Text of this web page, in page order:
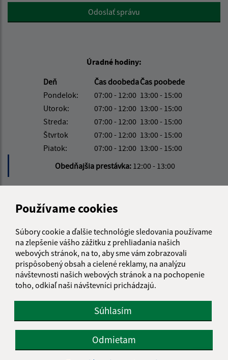
Používame cookies
Súbory cookie a ďalšie technológie sledovania používame
na zlepšenie vášho zážitku z prehliadania našich
webových stránok, na to, aby sme vám zobrazovali
prispôsobený obsah a cielené reklamy, na analýzu
návštevnosti našich webových stránok a na pochopenie
toho, odkiaľ naši návštevníci prichádzajú.
Súhlasím
Odmietam
Google reCaptcha ResponseOdoslať správu
Úradné hodiny:
Deň
Čas doobedaČas poobede
Pondelok:
07:00 - 12:00 13:00 - 15:00
Utorok:
07:00 - 12:00 13:00 - 15:00
Streda:
07:00 - 12:00 13:00 - 15:00
Štvrtok
07:00 - 12:00 13:00 - 15:00
Piatok:
07:00 - 12:00 13:00 - 15:00
Obedňajšia prestávka: 12:00 - 13:00
Richvald 179
085 01 Bardejov
info@richvald.sk
+421 915 857 104